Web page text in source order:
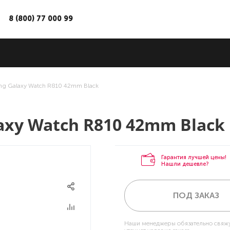
8 (800) 77 000 99
Galaxy Watch R810 42mm Black
Watch R810 42mm Black
Гарантия лучшей цены!
Нашли дешевле?
ПОД ЗАКАЗ
Наши менеджеры обязательно